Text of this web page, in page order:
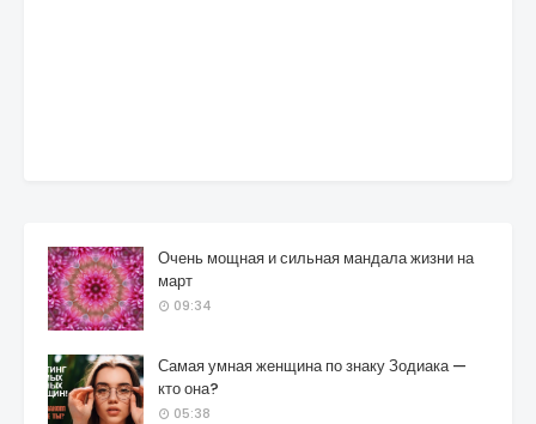
Очень мощная и сильная мандала жизни на
март
09:34
Самая умная женщина по знаку Зодиака —
кто она?
05:38